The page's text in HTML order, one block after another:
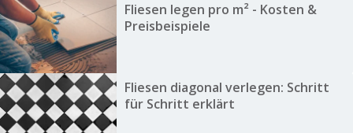
Fliesen legen pro m² - Kosten &
Preisbeispiele
Fliesen diagonal verlegen: Schritt
für Schritt erklärt